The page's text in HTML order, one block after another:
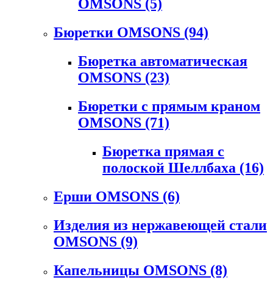
OMSONS (5)
Бюретки OMSONS (94)
Бюретка автоматическая
OMSONS (23)
Бюретки с прямым краном
OMSONS (71)
Бюретка прямая с
полоской Шеллбаха (16)
Ерши OMSONS (6)
Изделия из нержавеющей стали
OMSONS (9)
Капельницы OMSONS (8)